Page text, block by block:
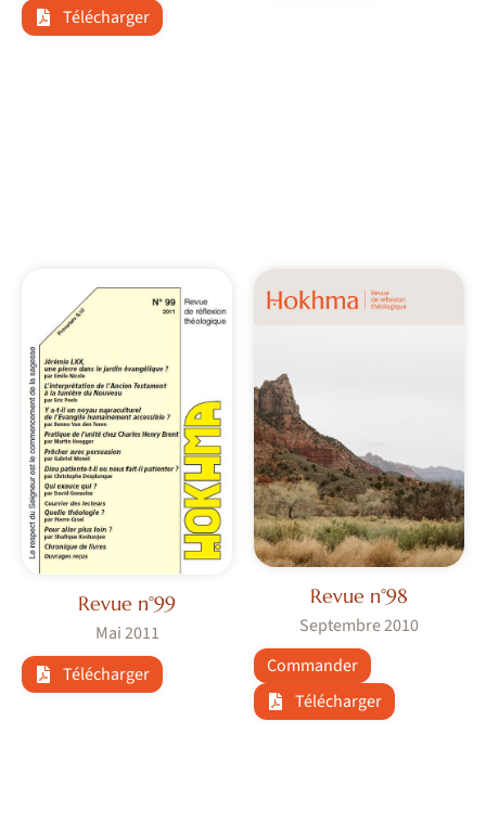
Télécharger
Revue n°99
Mai 2011
Télécharger
Revue n°98
Septembre 2010
Commander
Télécharger